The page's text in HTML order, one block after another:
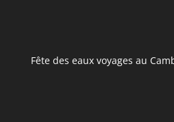
Fête des eaux voyages au